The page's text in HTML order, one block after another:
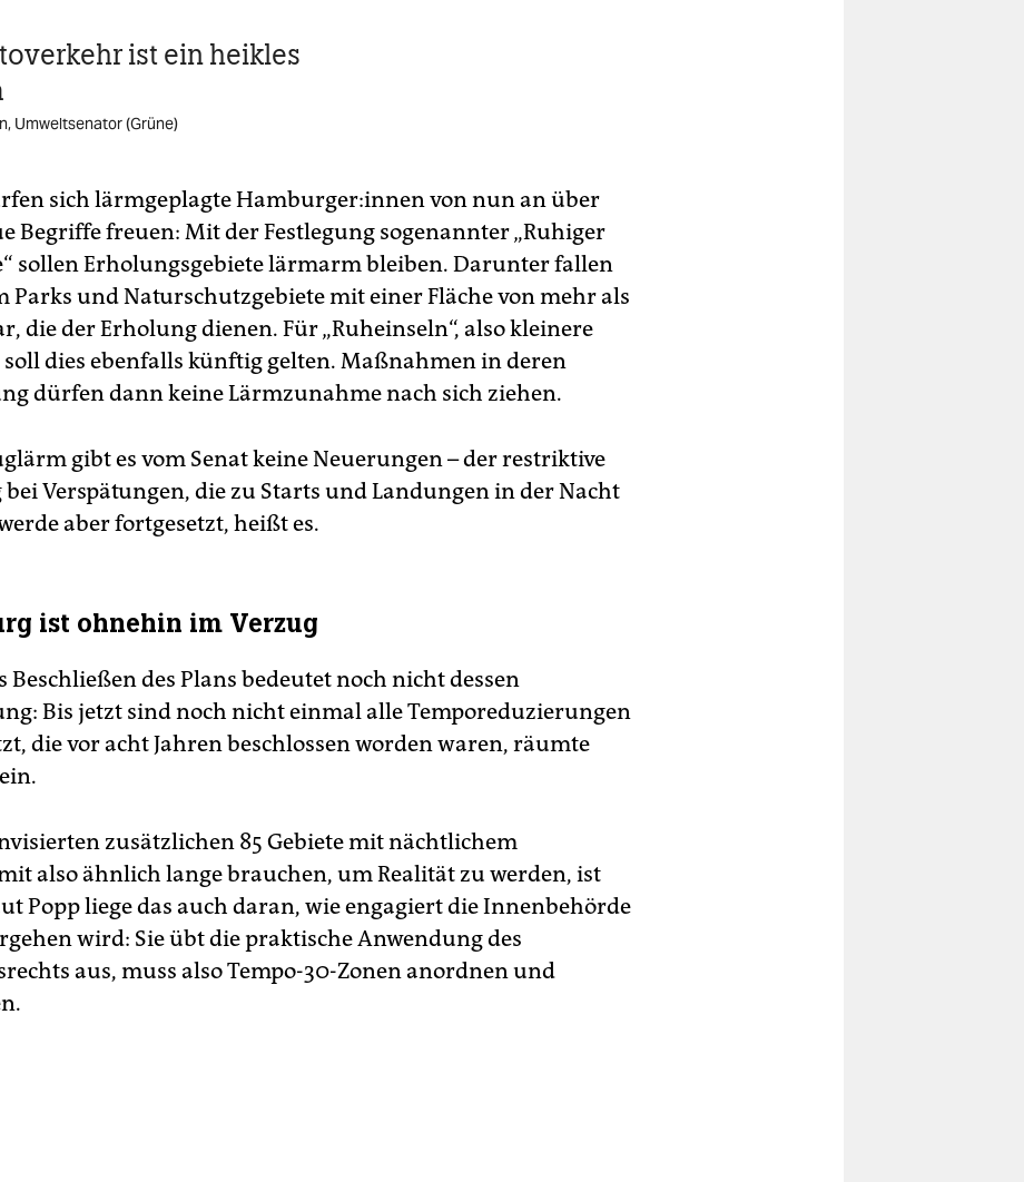
ist ein heikles
Umweltsenator (Grüne)
sich lärmgeplagte Ham­bur­ge­r:in­nen von nun an über
Begriffe freuen: Mit der Festlegung sogenannter „Ruhiger
sollen Erholungsgebiete lärmarm bleiben. Darunter fallen
Parks und Naturschutzgebiete mit einer Fläche von mehr als
die der Erholung dienen. Für „Ruheinseln“, also kleinere
soll dies ebenfalls künftig gelten. Maßnahmen in deren
dürfen dann keine Lärmzunahme nach sich ziehen.
gibt es vom Senat keine Neuerungen – der restriktive
bei Verspätungen, die zu Starts und Landungen in der Nacht
aber fortgesetzt, heißt es.
ist ohnehin im Verzug
Beschließen des Plans bedeutet noch nicht dessen
Bis jetzt sind noch nicht einmal alle Temporeduzierungen
die vor acht Jahren beschlossen worden waren, räumte
zusätzlichen 85 Gebiete mit nächtlichem
also ähnlich lange brauchen, um Realität zu werden, ist
Popp liege das auch daran, wie engagiert die Innenbehörde
wird: Sie übt die praktische Anwendung des
aus, muss also Tempo-30-Zonen anordnen und